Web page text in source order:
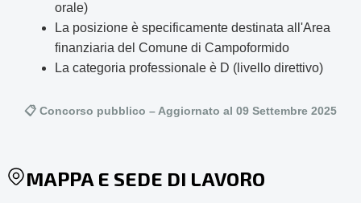
orale)
La posizione è specificamente destinata all'Area
finanziaria del Comune di Campoformido
La categoria professionale è D (livello direttivo)
📋 Concorso pubblico – Aggiornato al 09 Settembre 2025
MAPPA E SEDE DI LAVORO